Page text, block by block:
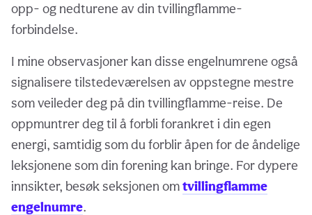
opp- og nedturene av din tvillingflamme-
forbindelse.
I mine observasjoner kan disse engelnumrene også
signalisere tilstedeværelsen av oppstegne mestre
som veileder deg på din tvillingflamme-reise. De
oppmuntrer deg til å forbli forankret i din egen
energi, samtidig som du forblir åpen for de åndelige
leksjonene som din forening kan bringe. For dypere
innsikter, besøk seksjonen omtvillingflamme
engelnumre.